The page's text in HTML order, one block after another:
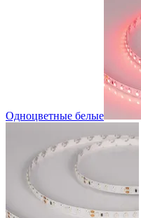
Одноцветные белые